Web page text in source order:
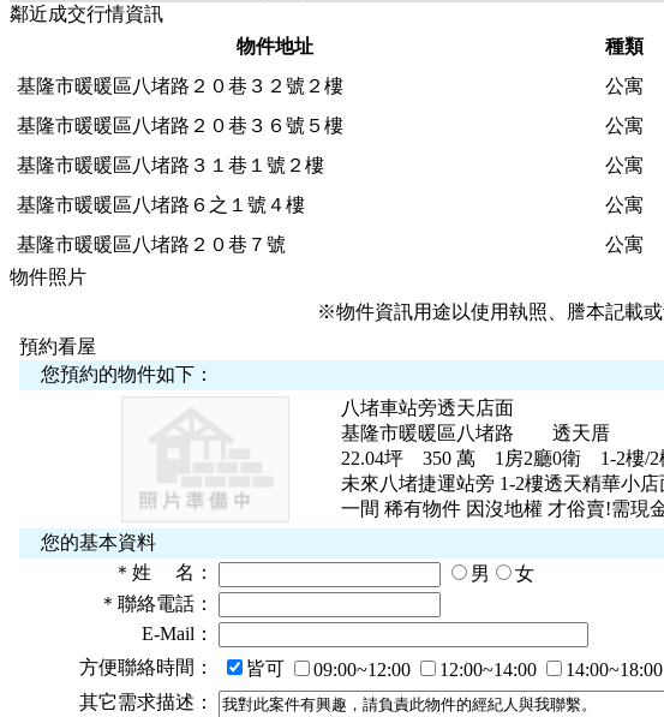
鄰近成交行情資訊
物件地址
種類
基隆市暖暖區八堵路２０巷３２號２樓
公寓
基隆市暖暖區八堵路２０巷３６號５樓
公寓
基隆市暖暖區八堵路３１巷１號２樓
公寓
基隆市暖暖區八堵路６之１號４樓
公寓
基隆市暖暖區八堵路２０巷７號
公寓
物件照片
※物件資訊用途以使用執照、謄本記載